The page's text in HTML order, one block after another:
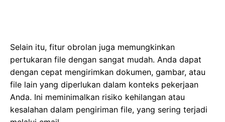
Selain itu, fitur obrolan juga memungkinkan
pertukaran file dengan sangat mudah. Anda dapat
dengan cepat mengirimkan dokumen, gambar, atau
file lain yang diperlukan dalam konteks pekerjaan
Anda. Ini meminimalkan risiko kehilangan atau
kesalahan dalam pengiriman file, yang sering terjadi